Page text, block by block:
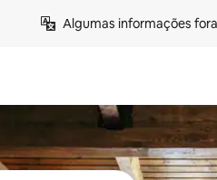
Algumas informações